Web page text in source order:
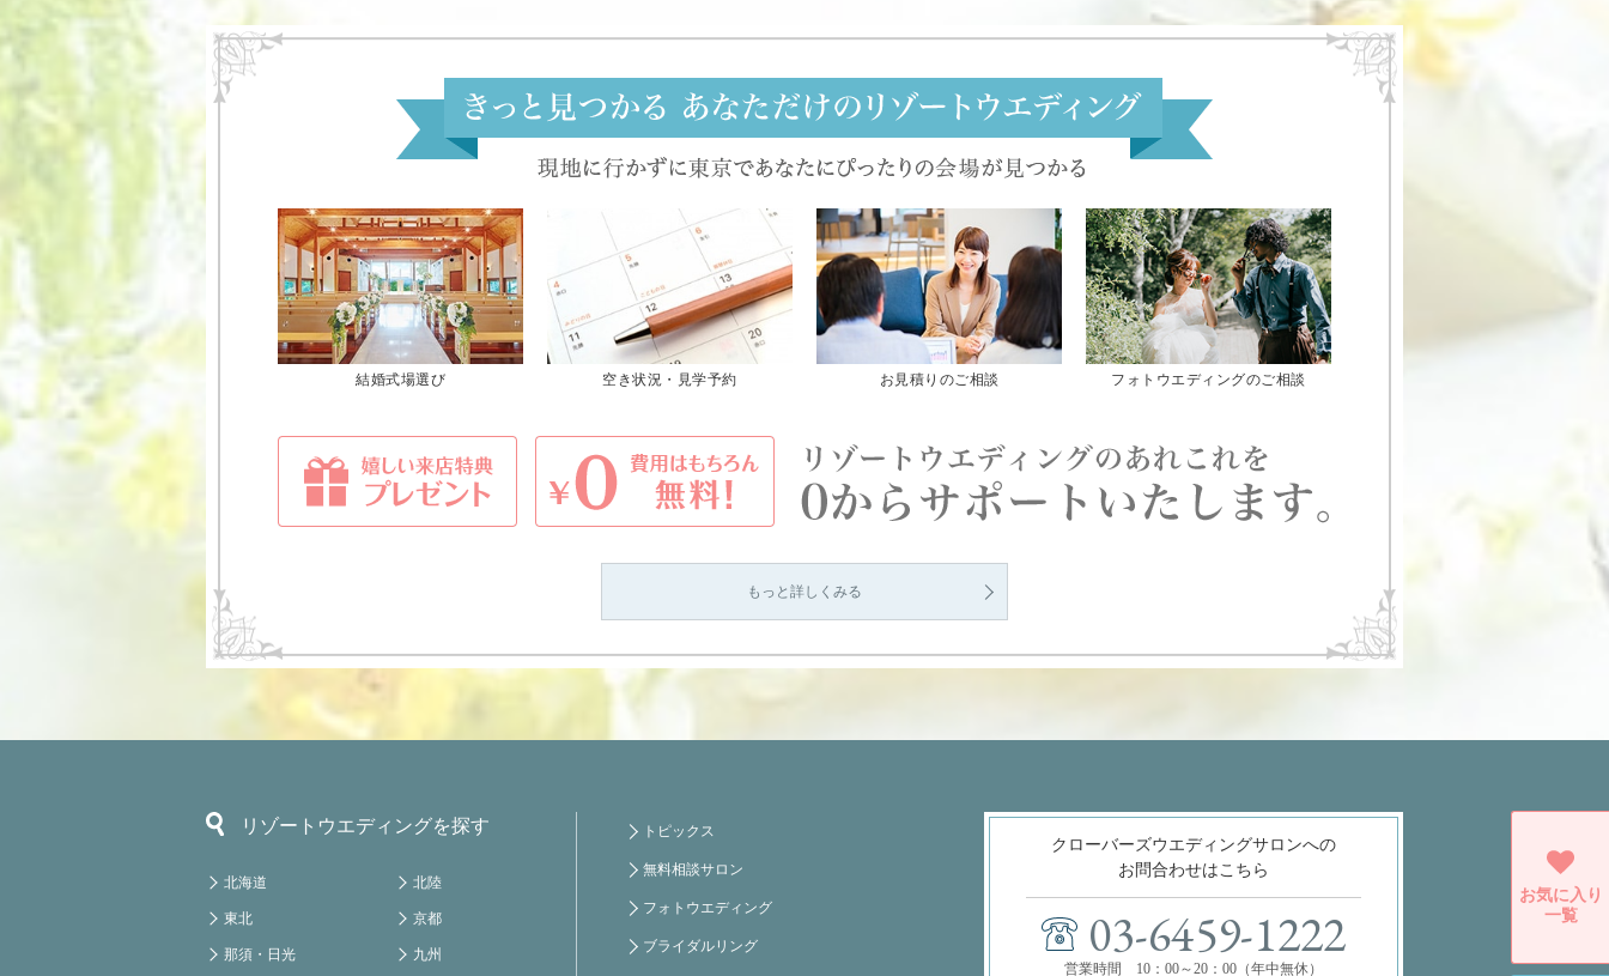
結婚式場選び 空き状況・見学予約 お見積りのご相談 フォトウエディングのご相談
もっと詳しくみる
リゾートウエディングを探す
北海道
東北
那須・日光
北陸
京都
九州
トピックス
無料相談サロン
フォトウエディング
ブライダルリング
クローバーズウエディングサロンへの
お問合わせはこちら
03-6459-1222
営業時間 10：00～20：00（年中無休）
お気に入り
一覧